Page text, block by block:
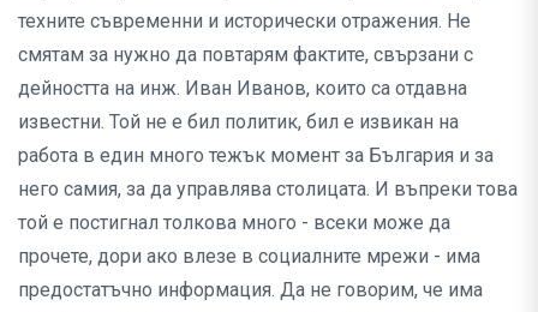
техните съвременни и исторически отражения. Не
смятам за нужно да повтарям фактите, свързани с
дейността на инж. Иван Иванов, които са отдавна
известни. Той не е бил политик, бил е извикан на
работа в един много тежък момент за България и за
него самия, за да управлява столицата. И въпреки това
той е постигнал толкова много - всеки може да
прочете, дори ако влезе в социалните мрежи - има
предостатъчно информация. Да не говорим, че има